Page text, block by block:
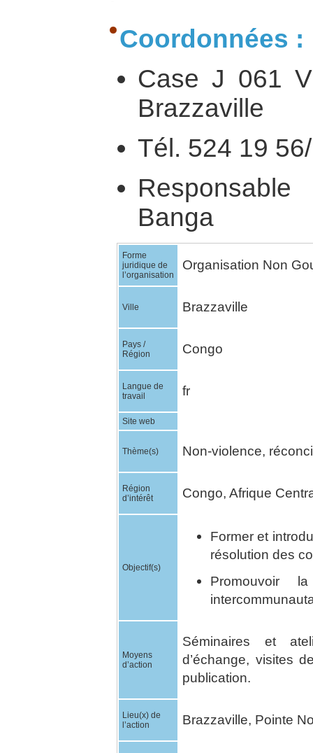
Coordonnées :
Case J 061
Brazzaville
Tél. 524 19
Banga
Forme
juridique de
l’organisation
Organisation Non
Ville Brazzaville
Pays /
Région
Congo
Langue de
travail
fr
Site web
Thème(s) Non-violence,
Région
d’intérêt
Congo, Afrique
Objectif(s)
Former et
résolution des
Promouvoir
Moyens
d’action
Séminaires et
d’échange, visites
publication.
Lieu(x) de
l’action
Brazzaville, Pointe